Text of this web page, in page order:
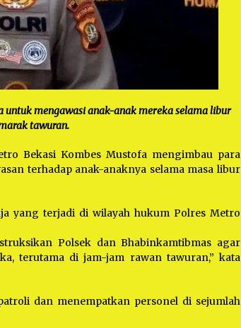
untuk mengawasi anak-anak mereka selama libur
tawuran.
Bekasi Kombes Mustofa mengimbau para
terhadap anak-anaknya selama masa libur
yang terjadi di wilayah hukum Polres Metro
Polsek dan Bhabinkamtibmas agar
terutama di jam-jam rawan tawuran,” kata
dan menempatkan personel di sejumlah